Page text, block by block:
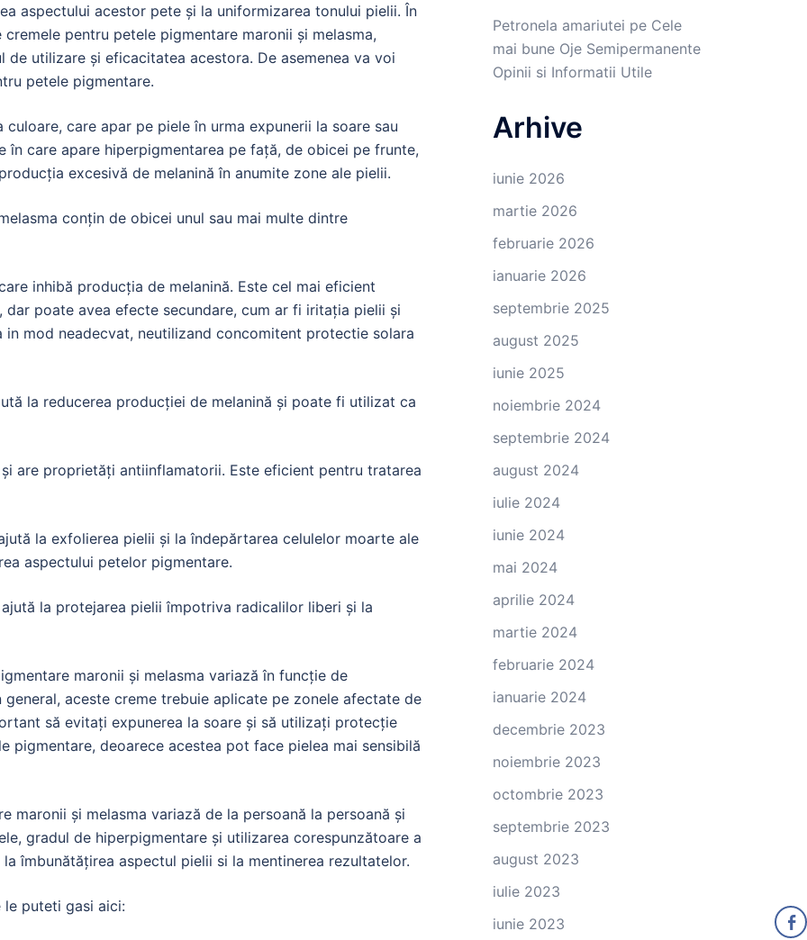
aspectului acestor pete și la uniformizarea tonului pielii. În
pentru petele pigmentare maronii și melasma,
utilizare și eficacitatea acestora. De asemenea va voi
petele pigmentare.
care apar pe piele în urma expunerii la soare sau
în care apare hiperpigmentarea pe față, de obicei pe frunte,
excesivă de melanină în anumite zone ale pielii.
conțin de obicei unul sau mai multe dintre
inhibă producția de melanină. Este cel mai eficient
poate avea efecte secundare, cum ar fi iritația pielii și
mod neadecvat, neutilizand concomitent protectie solara
la reducerea producției de melanină și poate fi utilizat ca
are proprietăți antiinflamatorii. Este eficient pentru tratarea
la exfolierea pielii și la îndepărtarea celulelor moarte ale
aspectului petelor pigmentare.
la protejarea pielii împotriva radicalilor liberi și la
maronii și melasma variază în funcție de
aceste creme trebuie aplicate pe zonele afectate de
să evitați expunerea la soare și să utilizați protecție
pigmentare, deoarece acestea pot face pielea mai sensibilă
maronii și melasma variază de la persoană la persoană și
gradul de hiperpigmentare și utilizarea corespunzătoare a
îmbunătățirea aspectul pielii si la mentinerea rezultatelor.
le puteti gasi aici:
Petronela amariutei pe Cele
mai bune Oje Semipermanente
Opinii si Informatii Utile
Arhive
iunie 2026
martie 2026
februarie 2026
ianuarie 2026
septembrie 2025
august 2025
iunie 2025
noiembrie 2024
septembrie 2024
august 2024
iulie 2024
iunie 2024
mai 2024
aprilie 2024
martie 2024
februarie 2024
ianuarie 2024
decembrie 2023
noiembrie 2023
octombrie 2023
septembrie 2023
august 2023
iulie 2023
iunie 2023